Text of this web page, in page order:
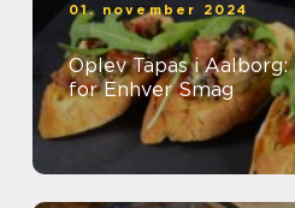
01. november 2024
Oplev Tapas i
for Enhver Smag